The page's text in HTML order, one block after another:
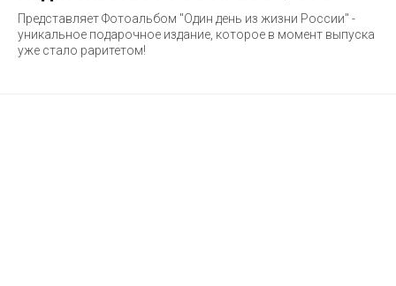
Представляет Фотоальбом "Один день из жизни России" -
уникальное подарочное издание, которое в момент выпуска
уже стало раритетом!